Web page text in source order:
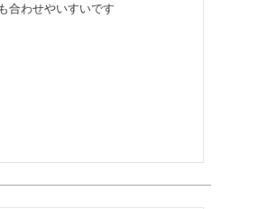
合わせやいすいです